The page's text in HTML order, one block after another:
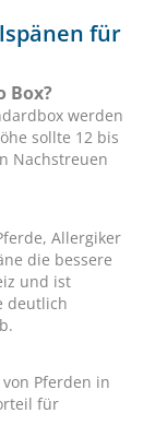
für
Box?
werden
sollte 12 bis
Nachstreuen
Allergiker
die bessere
und ist
deutlich
Pferden in
für